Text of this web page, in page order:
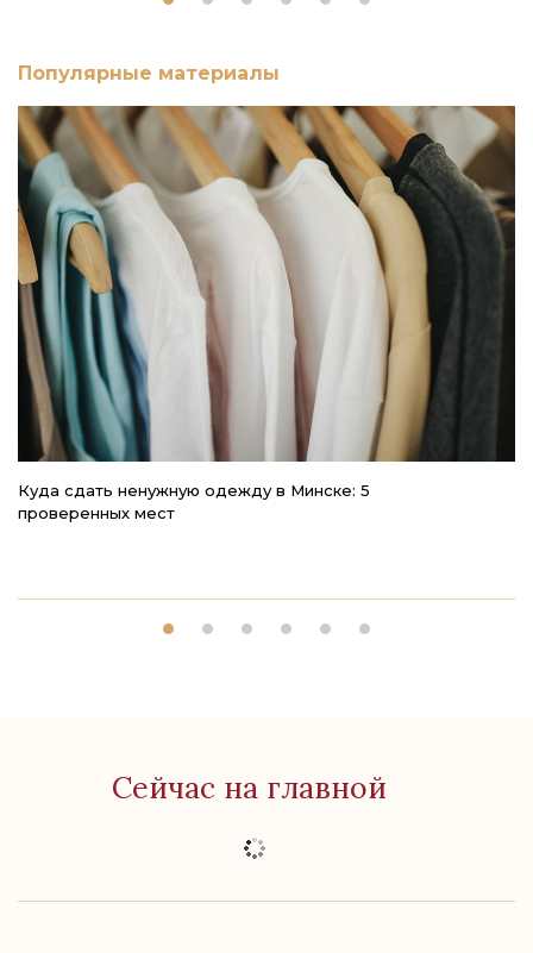
Популярные материалы
Куда сдать ненужную одежду в Минске: 5
проверенных мест
Сейчас на главной